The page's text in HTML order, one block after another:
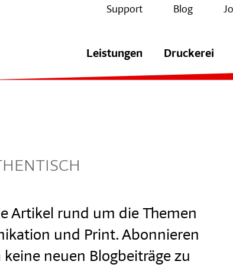
Support Blog
Leistungen Druckerei
Artikel rund um die Themen
und Print. Abonnieren
neuen Blogbeiträge zu